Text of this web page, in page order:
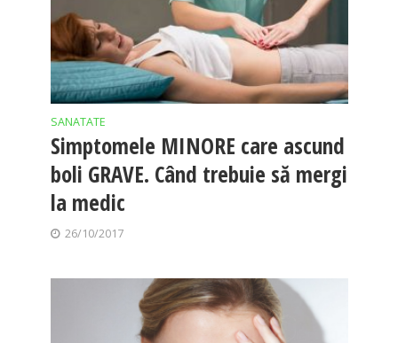
SANATATE
Simptomele MINORE care ascund
boli GRAVE. Când trebuie să mergi
la medic
26/10/2017